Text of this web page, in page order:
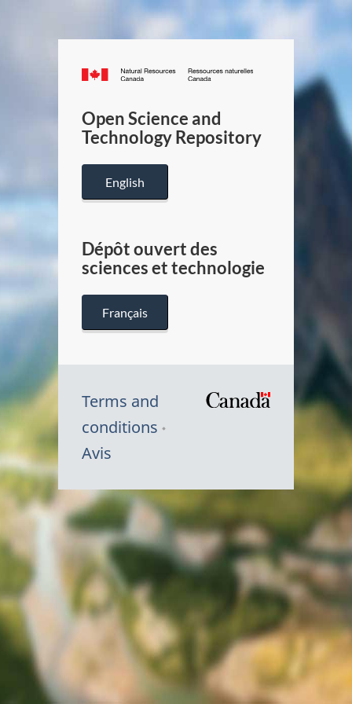
Canada.ca
/
Canada
Open Science and
Technology Repository
English
Dépôt ouvert des
sciences et technologie
Français
Terms and
conditions
Avis
Canada